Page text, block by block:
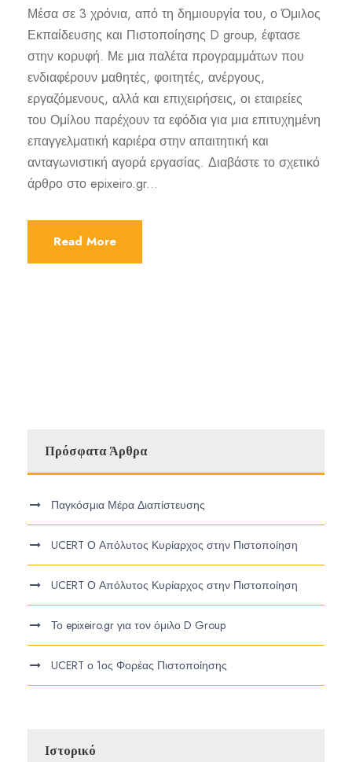
Μέσα σε 3 χρόνια, από τη δημιουργία του, ο Όμιλος
Εκπαίδευσης και Πιστοποίησης D group, έφτασε
στην κορυφή. Με μια παλέτα προγραμμάτων που
ενδιαφέρουν μαθητές, φοιτητές, ανέργους,
εργαζόμενους, αλλά και επιχειρήσεις, οι εταιρείες
του Ομίλου παρέχουν τα εφόδια για μια επιτυχημένη
επαγγελματική καριέρα στην απαιτητική και
ανταγωνιστική αγορά εργασίας. Διαβάστε το σχετικό
άρθρο στο epixeiro.gr...
Read More
Πρόσφατα Άρθρα
Παγκόσμια Μέρα Διαπίστευσης
UCERT Ο Απόλυτος Κυρίαρχος στην Πιστοποίηση
UCERT Ο Απόλυτος Κυρίαρχος στην Πιστοποίηση
Το epixeiro.gr για τον όμιλο D Group
UCERT ο 1ος Φορέας Πιστοποίησης
Ιστορικό